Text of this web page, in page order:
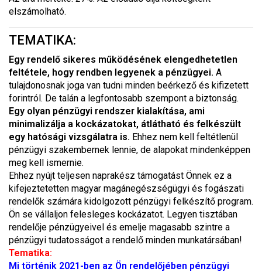
elszámolható.
TEMATIKA:
Egy rendelő sikeres működésének elengedhetetlen
feltétele, hogy rendben legyenek a pénzügyei. A
tulajdonosnak joga van tudni minden beérkező és kifizetett
forintról. De talán a legfontosabb szempont a biztonság.
Egy olyan pénzügyi rendszer kialakítása, ami
minimalizálja a kockázatokat, átlátható és felkészült
egy hatósági vizsgálatra is. Ehhez nem kell feltétlenül
pénzügyi szakembernek lennie, de alapokat mindenképpen
meg kell ismernie.
Ehhez nyújt teljesen naprakész támogatást Önnek ez a
kifejeztetetten magyar magánegészségügyi és fogászati
rendelők számára kidolgozott pénzügyi felkészítő program.
Ön se vállaljon felesleges kockázatot. Legyen tisztában
rendelője pénzügyeivel és emelje magasabb szintre a
pénzügyi tudatosságot a rendelő minden munkatársában!
Tematika:
Mi történik 2021-ben az Ön rendelőjében pénzügyi